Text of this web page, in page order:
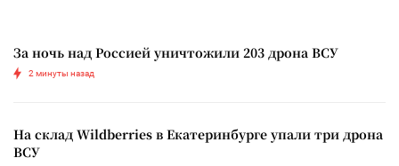
За ночь над Россией уничтожили 203 дрона ВСУ
2 минуты назад
На склад Wildberries в Екатеринбурге упали три дрона
ВСУ